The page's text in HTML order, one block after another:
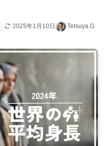
2025年1月10日 Tetsuya.G